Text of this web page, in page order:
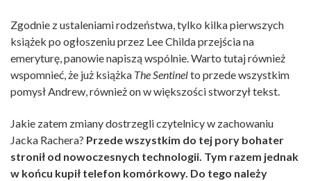
Zgodnie z ustaleniami rodzeństwa, tylko kilka pierwszych
książek po ogłoszeniu przez Lee Childa przejścia na
emeryturę, panowie napiszą wspólnie. Warto tutaj również
wspomnieć, że już książka The Sentinelto przede wszystkim
pomysł Andrew, również on w większości stworzył tekst.
Jakie zatem zmiany dostrzegli czytelnicy w zachowaniu
Jacka Rachera? Przede wszystkim do tej pory bohater
stronił od nowoczesnych technologii. Tym razem jednak
w końcu kupił telefon komórkowy. Do tego należy